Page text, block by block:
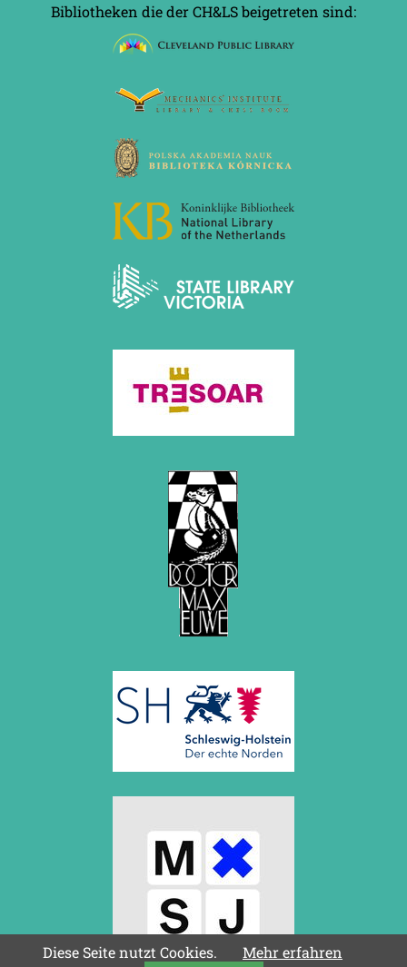
Bibliotheken die der CH&LS beigetreten sind:
Diese Seite nutzt Cookies. Mehr erfahren